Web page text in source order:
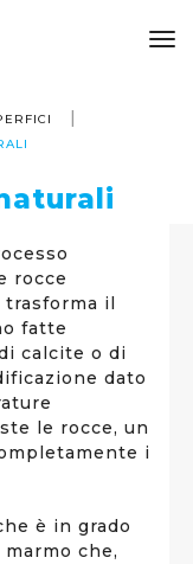
rocce
trasforma il
fatte
calcite o di
dato
le rocce, un
i
è in grado
che,